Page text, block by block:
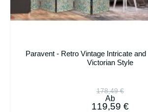
Paravent - Retro Vintage Intricate
Victorian Style
178,49 €
Ab
119,59 €